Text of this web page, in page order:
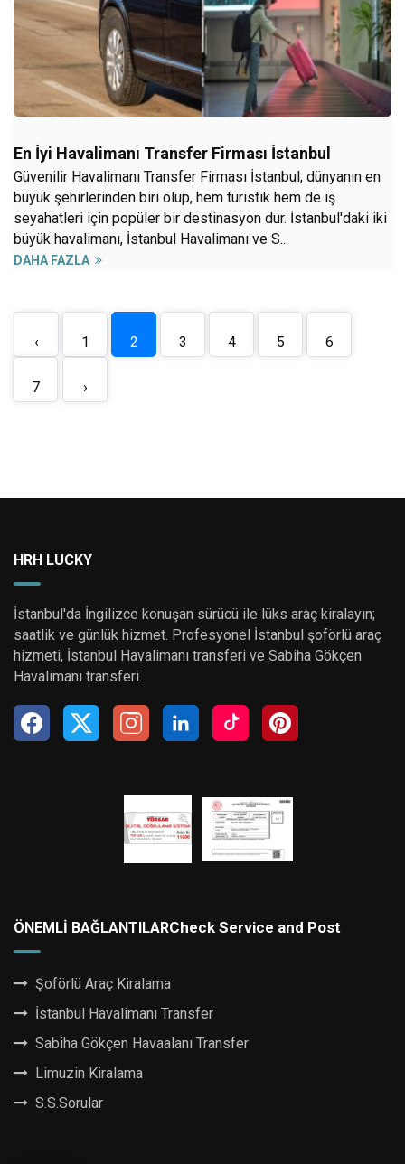
En İyi Havalimanı Transfer Firması İstanbul
Güvenilir Havalimanı Transfer Firması İstanbul, dünyanın en
büyük şehirlerinden biri olup, hem turistik hem de iş
seyahatleri için popüler bir destinasyon dur. İstanbul'daki iki
büyük havalimanı, İstanbul Havalimanı ve S...
DAHA FAZLA
‹ 1 2 3 4 5 6
7 ›
HRH LUCKY
İstanbul'da İngilizce konuşan sürücü ile lüks araç kiralayın;
saatlik ve günlük hizmet. Profesyonel İstanbul şoförlü araç
hizmeti, İstanbul Havalimanı transferi ve Sabiha Gökçen
Havalimanı transferi.
ÖNEMLI BAĞLANTILARCheck Service and Post
Şoförlü Araç Kiralama
İstanbul Havalimanı Transfer
Sabiha Gökçen Havaalanı Transfer
Limuzin Kiralama
S.S.Sorular